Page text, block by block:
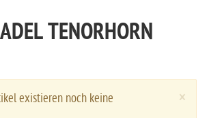
TENORHORN
×
existieren noch keine